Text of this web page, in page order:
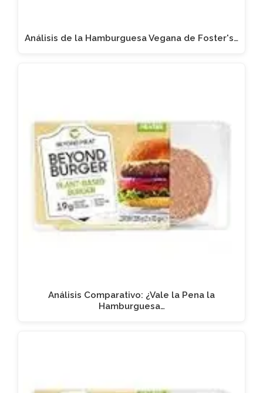
Análisis de la Hamburguesa Vegana de Foster's…
Análisis Comparativo: ¿Vale la Pena la
Hamburguesa…